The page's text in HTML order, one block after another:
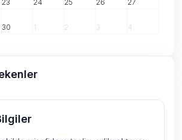
23 24 25 26 27
30 1 2 3 4